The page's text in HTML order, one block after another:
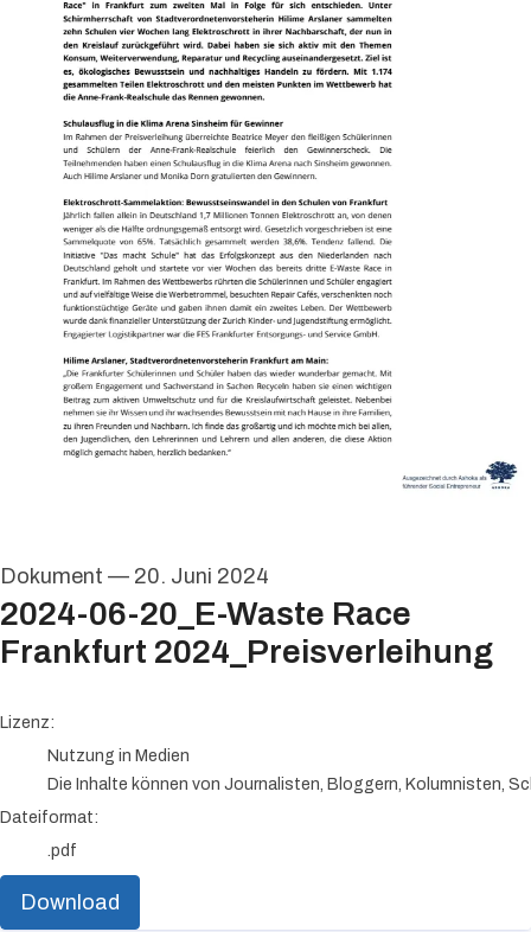
Dokument — 20. Juni 2024
2024-06-20_E-Waste Race
Frankfurt 2024_Preisverleihung
go to media item
Lizenz:
Nutzung in Medien
Die Inhalte können von Journalisten, Bloggern, Kolumnisten,
Dateiformat:
.pdf
Download